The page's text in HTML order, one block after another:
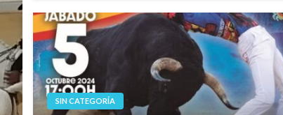
SIN CATEGORÍA